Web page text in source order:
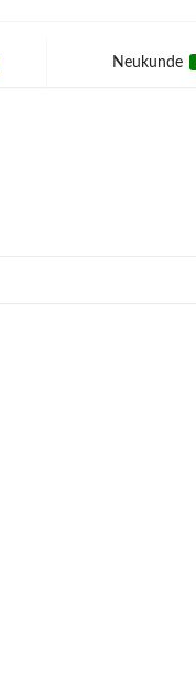
Neukunde